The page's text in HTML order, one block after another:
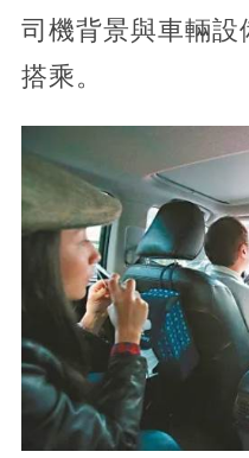
司機背景與車輛
搭乘。